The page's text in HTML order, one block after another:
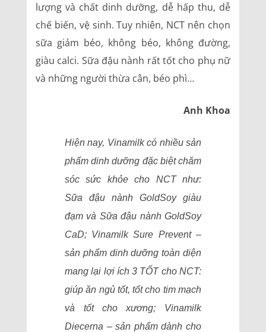
lượng và chất dinh dưỡng, dễ hấp thu, dễ
chế biến, vệ sinh. Tuy nhiên, NCT nên chọn
sữa giảm béo, không béo, không đường,
giàu calci. Sữa đậu nành rất tốt cho phụ nữ
và những người thừa cân, béo phì…
Anh Khoa
Hiện nay, Vinamilk có nhiều sản
phẩm dinh dưỡng đặc biệt chăm
sóc sức khỏe cho NCT như:
Sữa đậu nành GoldSoy giàu
đạm và Sữa đậu nành GoldSoy
CaD; Vinamilk Sure Prevent –
sản phẩm dinh dưỡng toàn diện
mang lại lợi ích 3 TỐT cho NCT:
giúp ăn ngủ tốt, tốt cho tim mạch
và tốt cho xương; Vinamilk
Diecerna – sản phẩm dành cho